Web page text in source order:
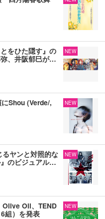
をひた隠す』の
、井阪郁巳が…
NEW
Shou (Verde/,
NEW
ヤンと対照的な
のビジュアル…
NEW
Olive Oil、TEND
組）を発表
NEW